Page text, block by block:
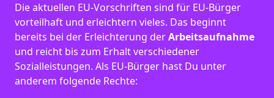
Die aktuellen EU-Vorschriften sind für EU-Bürger
vorteilhaft und erleichtern vieles. Das beginnt
bereits bei der Erleichterung derArbeitsaufnahme
und reicht bis zum Erhalt verschiedener
Sozialleistungen. Als EU-Bürger hast Du unter
anderem folgende Rechte: